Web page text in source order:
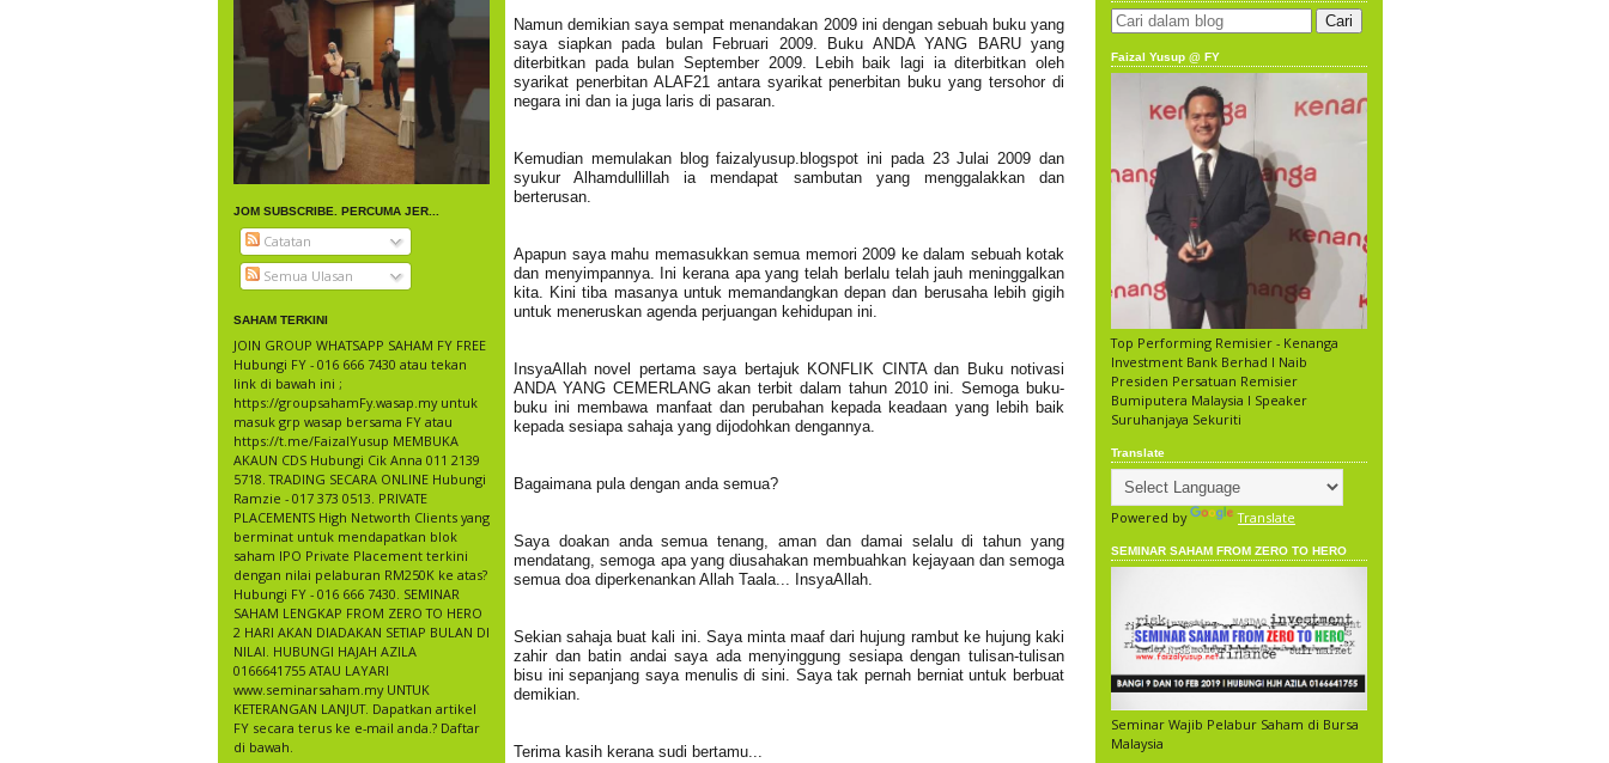
JOM SUBSCRIBE. PERCUMA JER...
Catatan
Semua Ulasan
SAHAM TERKINI
JOIN GROUP WHATSAPP SAHAM FY FREE
Hubungi FY - 016 666 7430 atau tekan
link di bawah ini ;
https://groupsahamFy.wasap.my untuk
masuk grp wasap bersama FY atau
https://t.me/FaizalYusup MEMBUKA
AKAUN CDS Hubungi Cik Anna 011 2139
5718. TRADING SECARA ONLINE Hubungi
Ramzie - 017 373 0513. PRIVATE
PLACEMENTS High Networth Clients yang
berminat untuk mendapatkan blok
saham IPO Private Placement terkini
dengan nilai pelaburan RM250K ke atas?
Hubungi FY - 016 666 7430. SEMINAR
SAHAM LENGKAP FROM ZERO TO HERO
2 HARI AKAN DIADAKAN SETIAP BULAN DI
NILAI. HUBUNGI HAJAH AZILA
0166641755 ATAU LAYARI
www.seminarsaham.my UNTUK
KETERANGAN LANJUT. Dapatkan artikel
FY secara terus ke e-mail anda.? Daftar
di bawah.
Namun demikian saya sempat menandakan 2009 ini dengan sebuah buku yang
saya siapkan pada bulan Februari 2009. Buku ANDA YANG BARU yang
diterbitkan pada bulan September 2009. Lebih baik lagi ia diterbitkan oleh
syarikat penerbitan ALAF21 antara syarikat penerbitan buku yang tersohor di
negara ini dan ia juga laris di pasaran.
Kemudian memulakan blog faizalyusup.blogspot ini pada 23 Julai 2009 dan
syukur Alhamdullillah ia mendapat sambutan yang menggalakkan dan
berterusan.
Apapun saya mahu memasukkan semua memori 2009 ke dalam sebuah kotak
dan menyimpannya. Ini kerana apa yang telah berlalu telah jauh meninggalkan
kita. Kini tiba masanya untuk memandangkan depan dan berusaha lebih gigih
untuk meneruskan agenda perjuangan kehidupan ini.
InsyaAllah novel pertama saya bertajuk KONFLIK CINTA dan Buku notivasi
ANDA YANG CEMERLANG akan terbit dalam tahun 2010 ini. Semoga buku-
buku ini membawa manfaat dan perubahan kepada keadaan yang lebih baik
kepada sesiapa sahaja yang dijodohkan dengannya.
Bagaimana pula dengan anda semua?
Saya doakan anda semua tenang, aman dan damai selalu di tahun yang
mendatang, semoga apa yang diusahakan membuahkan kejayaan dan semoga
semua doa diperkenankan Allah Taala... InsyaAllah.
Sekian sahaja buat kali ini. Saya minta maaf dari hujung rambut ke hujung kaki
zahir dan batin andai saya ada menyinggung sesiapa dengan tulisan-tulisan
bisu ini sepanjang saya menulis di sini. Saya tak pernah berniat untuk berbuat
demikian.
Terima kasih kerana sudi bertamu...
Faizal Yusup @ FY
Top Performing Remisier - Kenanga
Investment Bank Berhad l Naib
Presiden Persatuan Remisier
Bumiputera Malaysia l Speaker
Suruhanjaya Sekuriti
Translate
Powered by Translate
SEMINAR SAHAM FROM ZERO TO HERO
Seminar Wajib Pelabur Saham di Bursa
Malaysia